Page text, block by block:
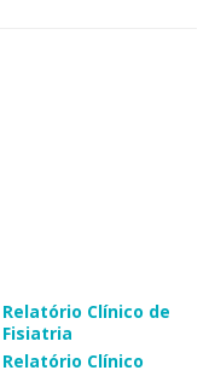
Relatório Clínico de
Fisiatria
​Relatório Clínico​